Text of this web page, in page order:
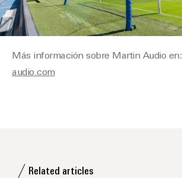
Más información sobre Martin Audio en:
audio.com
Related articles